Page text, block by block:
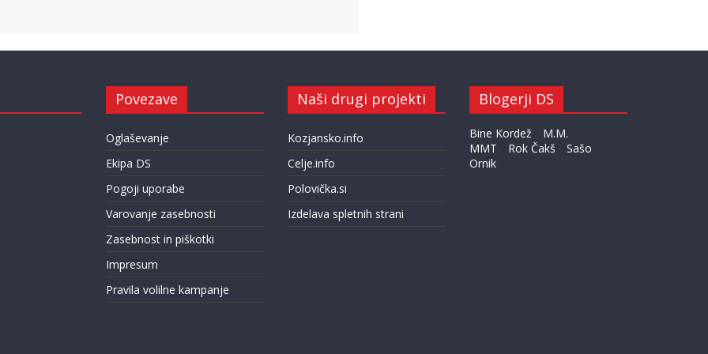
Povezave
Oglaševanje
Ekipa DS
Pogoji uporabe
Varovanje zasebnosti
Zasebnost in piškotki
Impresum
Pravila volilne kampanje
Naši drugi projekti
Kozjansko.info
Celje.info
Polovička.si
Izdelava spletnih strani
Blogerji DS
Bine Kordež
M.M.
MMT
Rok Čakš
Sašo
Ornik